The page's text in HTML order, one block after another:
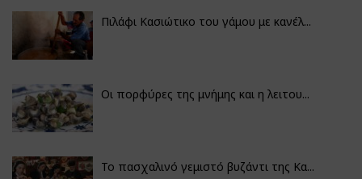
Πιλάφι Κασιώτικο του γάμου με κανέλ...
Οι πορφύρες της μνήμης και η λειτου...
Το πασχαλινό γεμιστό βυζάντι της Κα...